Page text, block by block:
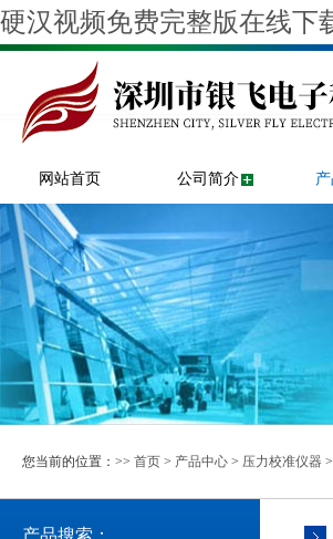
硬汉视频免费完整版在线下
网站首页 公司简介
您当前的位置：>> 首页 > 产品中心 > 压力校准仪器 >
产品搜索：